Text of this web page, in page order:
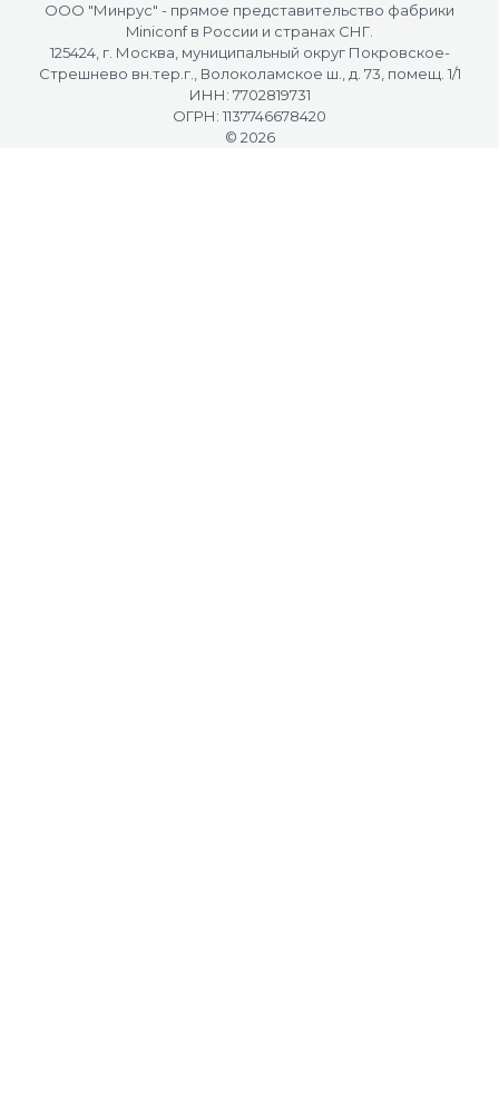
OOO "Минрус" - прямое представительство фабрики
Miniconf в России и странах СНГ.
125424, г. Москва, муниципальный округ Покровское-
Стрешнево вн.тер.г., Волоколамское ш., д. 73, помещ. 1/1
ИНН: 7702819731
ОГРН: 1137746678420
© 2026